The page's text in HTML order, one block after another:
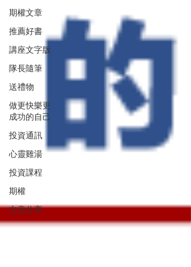
期權文章
推薦好書
講座文字版
隊長隨筆
送禮物
做更快樂更
成功的自己
投資通訊
心靈雞湯
投資課程
期權
文章分享